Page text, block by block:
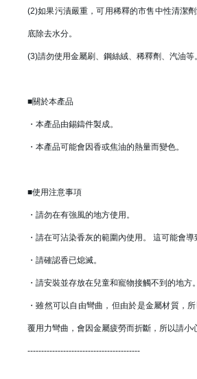
(2)如果污漬嚴重，可用稀釋的市售中性清潔
底除去水分。
(3)請勿使用金屬刷、鋼絲絨、稀釋劑、汽油等。
■關於本產品
・本產品由錫鑄件製成。
・本產品可能會因香或焦油的熱量而變色。
■使用注意事項
・請勿在有強風的地方使用。
・請在可沾染香灰的範圍內使用。 這可能會導
・請確認香已熄滅。
・請安裝並存放在兒童和寵物接觸不到的地方。
・雖然可以自由彎曲，但由於是金屬材質，
覆用力彎曲，會因金屬疲勞而折斷，所以請小
-----------------------------------------